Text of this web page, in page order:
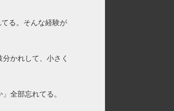
る。そんな経験が
かれして、小さく
全部忘れてる。